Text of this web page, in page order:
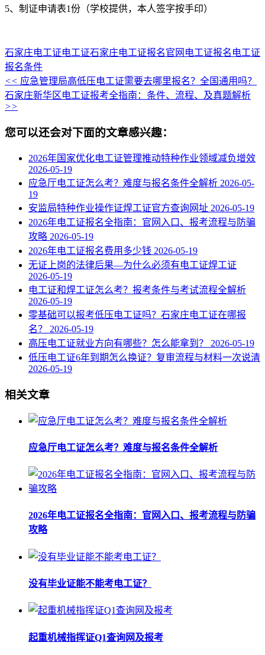
5、制证申请表1份（学校提供，本人签字按手印）
石家庄电工证电工证石家庄电工证报名官网 电工证报名 电工证
报名条件
<< 应急管理局高低压电工证需要去哪里报名？全国通用吗？
石家庄新华区电工证报考全指南：条件、流程、及真题解析
>>
您可以还会对下面的文章感兴趣：
2026年国家优化电工证管理推动特种作业领域减负增效
2026-05-19
应急厅电工证怎么考？难度与报名条件全解析 2026-05-
19
安监局特种作业操作证焊工证官方查询网址 2026-05-19
2026年电工证报名全指南：官网入口、报考流程与防骗
攻略 2026-05-19
2026年电工证报名费用多少钱 2026-05-19
无证上岗的法律后果—为什么必须有电工证焊工证
2026-05-19
电工证和焊工证怎么考？报考条件与考试流程全解析
2026-05-19
零基础可以报考低压电工证吗？石家庄电工证在哪报
名？ 2026-05-19
高压电工证就业方向有哪些？怎么能拿到？ 2026-05-19
低压电工证6年到期怎么换证？复审流程与材料一次说清
2026-05-19
相关文章
应急厅电工证怎么考？难度与报名条件全解析
2026年电工证报名全指南：官网入口、报考流程与防骗
攻略
没有毕业证能不能考电工证？
起重机械指挥证Q1查询网及报考